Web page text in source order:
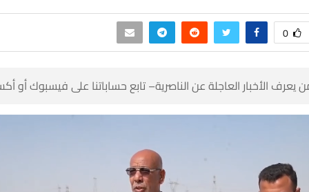
0
الأخبار العاجلة عن الناصرية– تابع حساباتنا على فيسبوك أو